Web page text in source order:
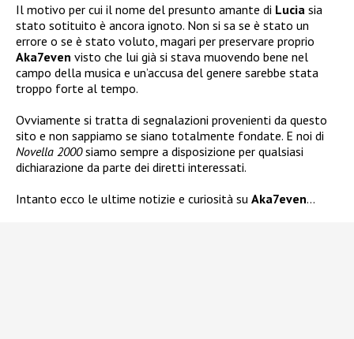
Il motivo per cui il nome del presunto amante di Lucia sia
stato sotituito è ancora ignoto. Non si sa se è stato un
errore o se è stato voluto, magari per preservare proprio
Aka7even visto che lui già si stava muovendo bene nel
campo della musica e un’accusa del genere sarebbe stata
troppo forte al tempo.
Ovviamente si tratta di segnalazioni provenienti da questo
sito e non sappiamo se siano totalmente fondate. E noi di
Novella 2000siamo sempre a disposizione per qualsiasi
dichiarazione da parte dei diretti interessati.
Intanto ecco le ultime notizie e curiosità su Aka7even…